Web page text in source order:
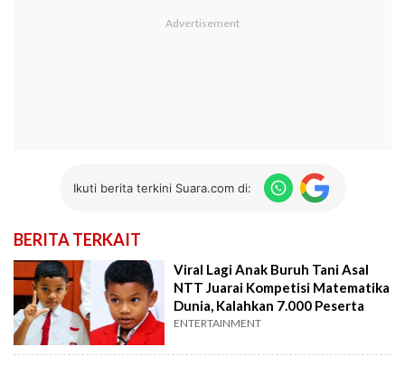
Ikuti berita terkini Suara.com di:
BERITA TERKAIT
Viral Lagi Anak Buruh Tani Asal
NTT Juarai Kompetisi Matematika
Dunia, Kalahkan 7.000 Peserta
ENTERTAINMENT